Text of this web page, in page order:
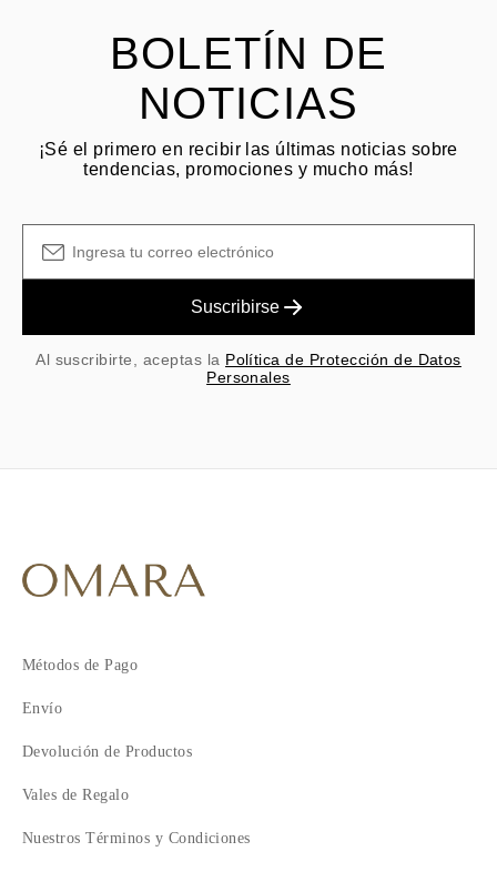
BOLETÍN DE
NOTICIAS
¡Sé el primero en recibir las últimas noticias sobre
tendencias, promociones y mucho más!
Suscribirse
Al suscribirte, aceptas la Política de Protección de Datos
Personales
Métodos de Pago
Envío
Devolución de Productos
Vales de Regalo
Nuestros Términos y Condiciones